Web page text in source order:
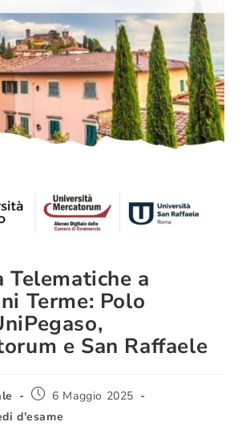
a
Terme: Polo
e San Raffaele
6 Maggio 2025
d'esame